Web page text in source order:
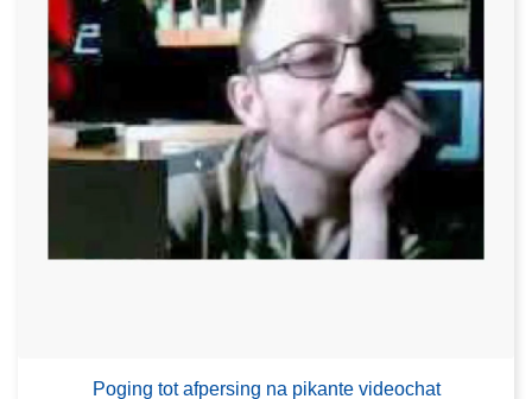
Poging tot afpersing na pikante videochat